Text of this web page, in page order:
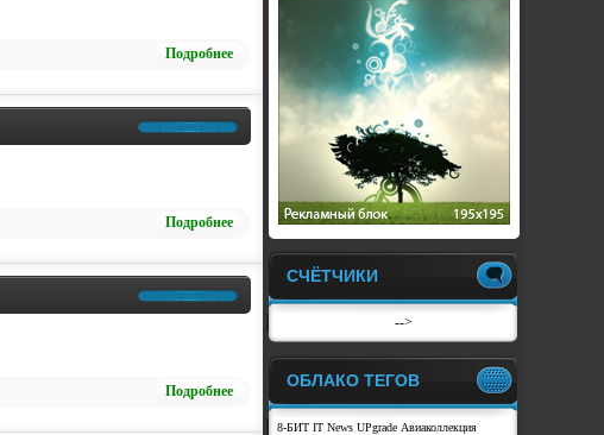
Подробнее
Подробнее
Подробнее
СЧЁТЧИКИ
-->
ОБЛАКО ТЕГОВ
8-БИТ IT News UPgrade Авиаколлекция